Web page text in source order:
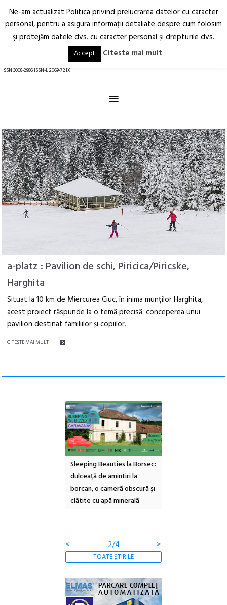
Arhitectură.
Oraș.
RO EN
ISSN 3008-2986 ISSN-L 2069-721X
≡
a-platz : Pavilion de schi, Piricica/Piricske,
Harghita
Situat la 10 km de Miercurea Ciuc, în inima munților Harghita,
acest proiect răspunde la o temă precisă: conceperea unui
pavilion destinat familiilor și copiilor.
CITEŞTE MAI MULT
Sleeping Beauties la Borsec:
dulceață de amintiri la
borcan, o cameră obscură și
clătite cu apă minerală
< 2/4 >
TOATE ȘTIRILE
Ne-am actualizat Politica privind prelucrarea datelor cu caracter
personal, pentru a asigura informaţii detaliate despre cum folosim
şi protejăm datele dvs. cu caracter personal şi drepturile dvs.
Accept Citeste mai mult